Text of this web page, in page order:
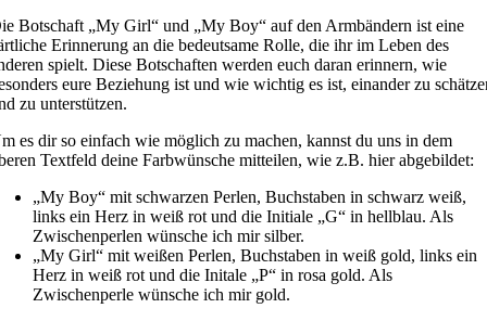
Botschaft „My Girl“ und „My Boy“ auf den Armbändern ist eine
Erinnerung an die bedeutsame Rolle, die ihr im Leben des
spielt. Diese Botschaften werden euch daran erinnern, wie
eure Beziehung ist und wie wichtig es ist, einander zu
zu unterstützen.
es dir so einfach wie möglich zu machen, kannst du uns in dem
Textfeld deine Farbwünsche mitteilen, wie z.B. hier abgebildet:
„My Boy“ mit schwarzen Perlen, Buchstaben in schwarz weiß,
links ein Herz in weiß rot und die Initiale „G“ in hellblau. Als
Zwischenperlen wünsche ich mir silber.
„My Girl“ mit weißen Perlen, Buchstaben in weiß gold, links ein
Herz in weiß rot und die Initale „P“ in rosa gold. Als
Zwischenperle wünsche ich mir gold.